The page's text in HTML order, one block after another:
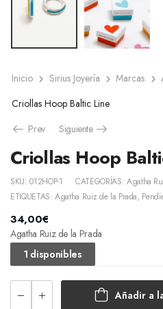
Inicio Sirius Joyería Marcas
Criollas Hoop Baltic Line
Prev
Siguiente
Criollas Hoop
SKU:012HOP-1 CATEGORÍAS: Agatha
ETIQUETAS:Agatha Ruiz de la Prada,
34,00€
Agatha Ruiz de la Prada
1 disponibles
Añadir a